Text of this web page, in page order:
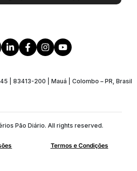
| 83413-200 | Mauá | Colombo – PR, Brasil
Pão Diário. All rights reserved.
Termos e Condições